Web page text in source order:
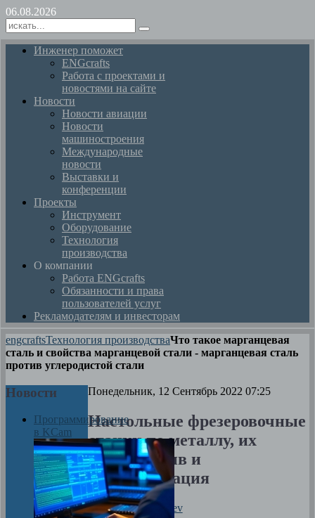
06.08.2026
Инженер поможет
ENGcrafts
Работа с проектами и
новостями на сайте
Новости
Новости авиации
Новости
машиностроения
Международные
новости
Выставки и
конференции
Проекты
Инструмент
Оборудование
Технология
производства
О компании
Работа ENGcrafts
Обязанности и права
пользователей услуг
Рекламодателям и инвесторам
engcraftsТехнология производстваЧто такое марганцевая
сталь и свойства марганцевой стали - марганцевая сталь
против углеродистой стали
Понедельник, 12 Сентябрь 2022 07:25
Настольные фрезеровочные
станки по металлу, их
конструктив и
классификация
АвторDima Zverev
Новости
Программирование
в KCam